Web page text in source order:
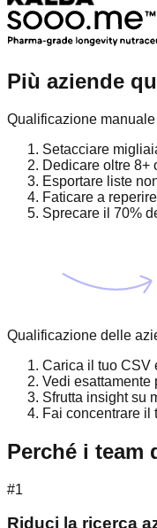
Più aziende
Qualificazione
Setacciare
Dedicare oltre 8+
Esportare liste
Faticare a
Sprecare il 70%
Qualificazione delle
Carica il tuo CSV
Vedi esattamente
Sfrutta insight su
Fai concentrare il
Perché i team
#1
Riduci la ricerca